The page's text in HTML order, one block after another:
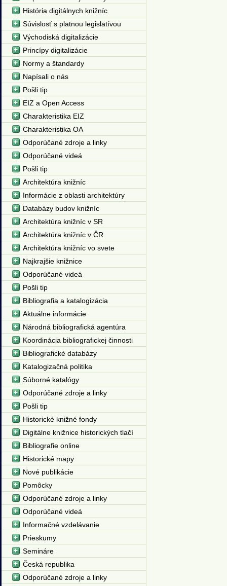
História digitálnych knižníc
Súvislosť s platnou legislatívou
Východiská digitalizácie
Princípy digitalizácie
Normy a štandardy
Napísali o nás
Pošli tip
EIZ a Open Access
Charakteristika EIZ
Charakteristika OA
Odporúčané zdroje a linky
Odporúčané videá
Pošli tip
Architektúra knižníc
Informácie z oblasti architektúry
Databázy budov knižníc
Architektúra knižníc v SR
Architektúra knižníc v ČR
Architektúra knižníc vo svete
Najkrajšie knižnice
Odporúčané videá
Pošli tip
Bibliografia a katalogizácia
Aktuálne informácie
Národná bibliografická agentúra
Koordinácia bibliografickej činnosti
Bibliografické databázy
Katalogizačná politika
Súborné katalógy
Odporúčané zdroje a linky
Pošli tip
Historické knižné fondy
Digitálne knižnice historických tlačí
Bibliografie online
Historické mapy
Nové publikácie
Pomôcky
Odporúčané zdroje a linky
Odporúčané videá
Informačné vzdelávanie
Prieskumy
Semináre
Česká republika
Odporúčané zdroje a linky